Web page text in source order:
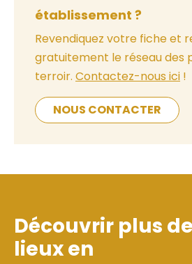
établissement ?
Revendiquez votre fiche et
gratuitement le réseau des
terroir. Contactez-nous ici !
NOUS CONTACTER
Découvrir plus de
lieux en